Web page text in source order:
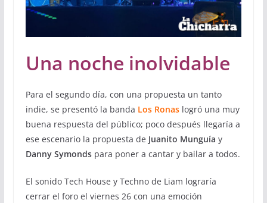
Una noche inolvidable
Para el segundo día, con una propuesta un tanto
indie, se presentó la banda Los Ronaslogró una muy
buena respuesta del público; poco después llegaría a
ese escenario la propuesta de Juanito Munguía y
Danny Symondspara poner a cantar y bailar a todos.
El sonido Tech House y Techno de Liam lograría
cerrar el foro el viernes 26 con una emoción